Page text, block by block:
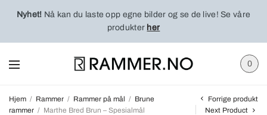
Nyhet! Nå kan du laste opp egne bilder og se de live! Se våre
produkter her
0
Hjem / Rammer / Rammer på mål / Brune
rammer / Marthe Bred Brun – Spesialmål
Forrige produkt
Next Product